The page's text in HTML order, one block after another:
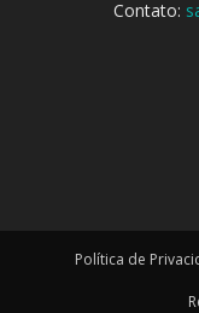
Contato:
Política de